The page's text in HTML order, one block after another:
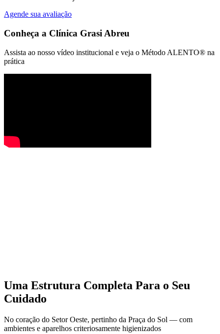
Agende sua avaliação
Conheça a Clínica Grasi Abreu
Assista ao nosso vídeo institucional e veja o Método ALENTO® na
prática
Uma Estrutura Completa Para o Seu
Cuidado
No coração do Setor Oeste, pertinho da Praça do Sol — com
ambientes e aparelhos criteriosamente higienizados